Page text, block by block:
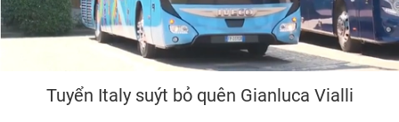
Tuyển Italy suýt bỏ quên Gianluca Vialli